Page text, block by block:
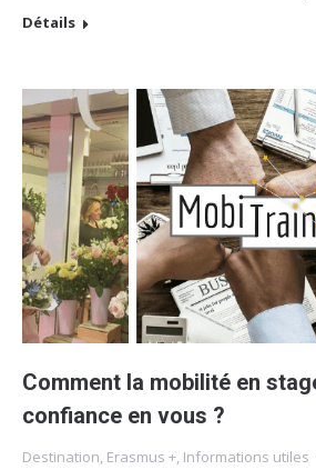
Détails
Comment la mobilité en
confiance en vous ?
Destination, Erasmus +, Informations utiles